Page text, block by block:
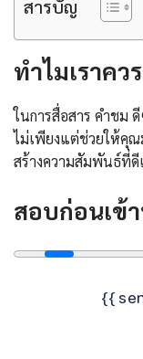
สารบัญ
ทำไมเราค
ในการสื่อสาร คำชม
ไม่เพียงแต่ช่วยให้คุ
สร้างความสัมพันธ์ที่ดี
สอบก่อนเข้
{{